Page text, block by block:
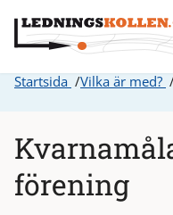
Startsida Vilka är med?
förening